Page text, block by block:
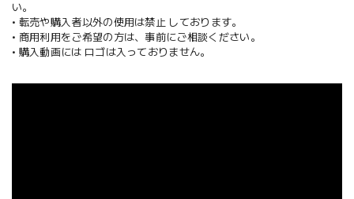
い。
• 転売や購入者以外の使用は禁止 しております。
• 商用利用をご希望の方は、事前にご相談ください。
• 購入動画には ロゴは入っておりません。